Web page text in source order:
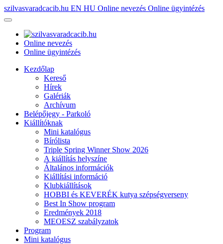
szilvasvaradcacib.hu EN HU Online nevezés Online ügyintézés
Online nevezés
Online ügyintézés
Kezdőlap
Kereső
Hírek
Galériák
Archívum
Belépőjegy - Parkoló
Kiállítóknak
Mini katalógus
Bírólista
Triple Spring Winner Show 2026
A kiállítás helyszíne
Általános információk
Kiállítási információ
Klubkiállítások
HOBBI és KEVERÉK kutya szépségverseny
Best In Show program
Eredmények 2018
MEOESZ szabályzatok
Program
Mini katalógus